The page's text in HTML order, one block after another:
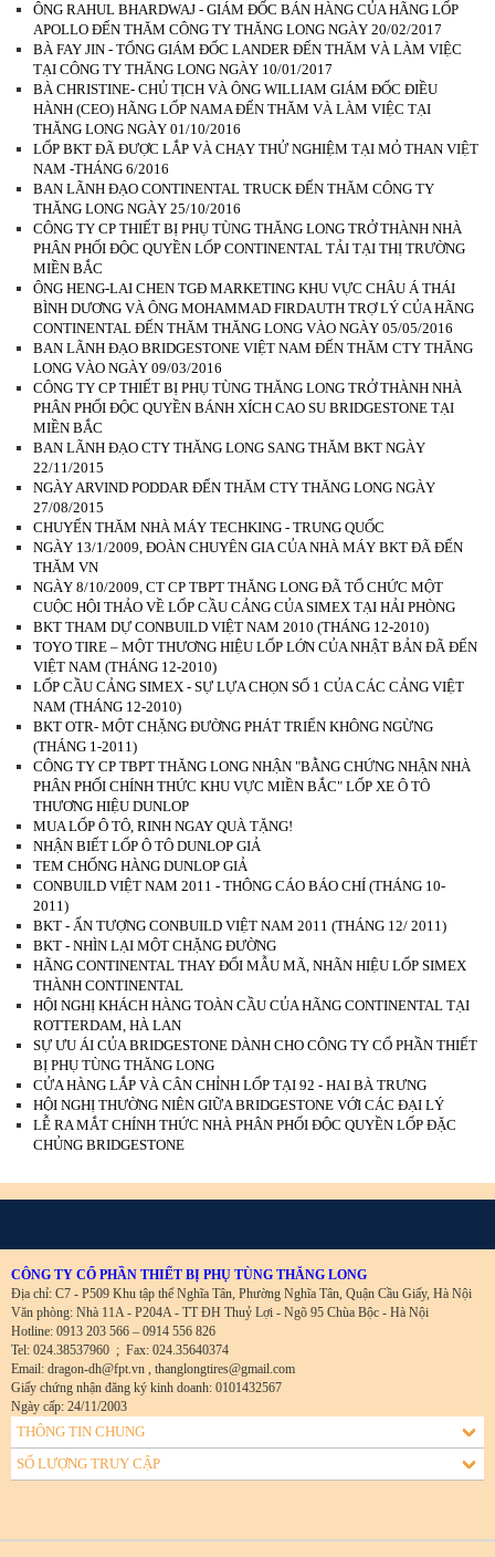
ÔNG RAHUL BHARDWAJ - GIÁM ĐỐC BÁN HÀNG CỦA HÃNG LỐP
APOLLO ĐẾN THĂM CÔNG TY THĂNG LONG NGÀY 20/02/2017
BÀ FAY JIN - TỔNG GIÁM ĐỐC LANDER ĐẾN THĂM VÀ LÀM VIỆC
TẠI CÔNG TY THĂNG LONG NGÀY 10/01/2017
BÀ CHRISTINE- CHỦ TỊCH VÀ ÔNG WILLIAM GIÁM ĐỐC ĐIỀU
HÀNH (CEO) HÃNG LỐP NAMA ĐẾN THĂM VÀ LÀM VIỆC TẠI
THĂNG LONG NGÀY 01/10/2016
LỐP BKT ĐÃ ĐƯỢC LẮP VÀ CHẠY THỬ NGHIỆM TẠI MỎ THAN VIỆT
NAM -THÁNG 6/2016
BAN LÃNH ĐẠO CONTINENTAL TRUCK ĐẾN THĂM CÔNG TY
THĂNG LONG NGÀY 25/10/2016
CÔNG TY CP THIẾT BỊ PHỤ TÙNG THĂNG LONG TRỞ THÀNH NHÀ
PHÂN PHỐI ĐỘC QUYỀN LỐP CONTINENTAL TẢI TẠI THỊ TRƯỜNG
MIỀN BẮC
ÔNG HENG-LAI CHEN TGĐ MARKETING KHU VỰC CHÂU Á THÁI
BÌNH DƯƠNG VÀ ÔNG MOHAMMAD FIRDAUTH TRỢ LÝ CỦA HÃNG
CONTINENTAL ĐẾN THĂM THĂNG LONG VÀO NGÀY 05/05/2016
BAN LÃNH ĐẠO BRIDGESTONE VIỆT NAM ĐẾN THĂM CTY THĂNG
LONG VÀO NGÀY 09/03/2016
CÔNG TY CP THIẾT BỊ PHỤ TÙNG THĂNG LONG TRỞ THÀNH NHÀ
PHÂN PHỐI ĐỘC QUYỀN BÁNH XÍCH CAO SU BRIDGESTONE TẠI
MIỀN BẮC
BAN LÃNH ĐẠO CTY THĂNG LONG SANG THĂM BKT NGÀY
22/11/2015
NGÀY ARVIND PODDAR ĐẾN THĂM CTY THĂNG LONG NGÀY
27/08/2015
CHUYẾN THĂM NHÀ MÁY TECHKING - TRUNG QUỐC
NGÀY 13/1/2009, ĐOÀN CHUYÊN GIA CỦA NHÀ MÁY BKT ĐÃ ĐẾN
THĂM VN
NGÀY 8/10/2009, CT CP TBPT THĂNG LONG ĐÃ TỔ CHỨC MỘT
CUỘC HỘI THẢO VỀ LỐP CẦU CẢNG CỦA SIMEX TẠI HẢI PHÒNG
BKT THAM DỰ CONBUILD VIỆT NAM 2010 (THÁNG 12-2010)
TOYO TIRE – MỘT THƯƠNG HIỆU LỐP LỚN CỦA NHẬT BẢN ĐÃ ĐẾN
VIỆT NAM (THÁNG 12-2010)
LỐP CẦU CẢNG SIMEX - SỰ LỰA CHỌN SỐ 1 CỦA CÁC CẢNG VIỆT
NAM (THÁNG 12-2010)
BKT OTR- MỘT CHẶNG ĐƯỜNG PHÁT TRIỂN KHÔNG NGỪNG
(THÁNG 1-2011)
CÔNG TY CP TBPT THĂNG LONG NHẬN "BẰNG CHỨNG NHẬN NHÀ
PHÂN PHỐI CHÍNH THỨC KHU VỰC MIỀN BẮC" LỐP XE Ô TÔ
THƯƠNG HIỆU DUNLOP
MUA LỐP Ô TÔ, RINH NGAY QUÀ TẶNG!
NHẬN BIẾT LỐP Ô TÔ DUNLOP GIẢ
TEM CHỐNG HÀNG DUNLOP GIẢ
CONBUILD VIỆT NAM 2011 - THÔNG CÁO BÁO CHÍ (THÁNG 10-
2011)
BKT - ẤN TƯỢNG CONBUILD VIỆT NAM 2011 (THÁNG 12/ 2011)
BKT - NHÌN LẠI MỘT CHẶNG ĐƯỜNG
HÃNG CONTINENTAL THAY ĐỔI MẪU MÃ, NHÃN HIỆU LỐP SIMEX
THÀNH CONTINENTAL
HỘI NGHỊ KHÁCH HÀNG TOÀN CẦU CỦA HÃNG CONTINENTAL TẠI
ROTTERDAM, HÀ LAN
SỰ ƯU ÁI CỦA BRIDGESTONE DÀNH CHO CÔNG TY CỔ PHẦN THIẾT
BỊ PHỤ TÙNG THĂNG LONG
CỬA HÀNG LẮP VÀ CÂN CHỈNH LỐP TẠI 92 - HAI BÀ TRƯNG
HỘI NGHỊ THƯỜNG NIÊN GIỮA BRIDGESTONE VỚI CÁC ĐẠI LÝ
LỄ RA MẮT CHÍNH THỨC NHÀ PHÂN PHỐI ĐỘC QUYỀN LỐP ĐẶC
CHỦNG BRIDGESTONE
CÔNG TY CỔ PHẦN THIẾT BỊ PHỤ TÙNG THĂNG LONG
Địa chỉ: C7 - P509 Khu tập thể Nghĩa Tân, Phường Nghĩa Tân, Quận Cầu Giấy, Hà Nội
Văn phòng: Nhà 11A - P204A - TT ĐH Thuỷ Lợi - Ngõ 95 Chùa Bộc - Hà Nội
Hotline: 0913 203 566 – 0914 556 826
Tel: 024.38537960 ; Fax: 024.35640374
Email: dragon-dh@fpt.vn , thanglongtires@gmail.com
Giấy chứng nhận đăng ký kinh doanh: 0101432567
Ngày cấp: 24/11/2003
THÔNG TIN CHUNG
SỐ LƯỢNG TRUY CẬP